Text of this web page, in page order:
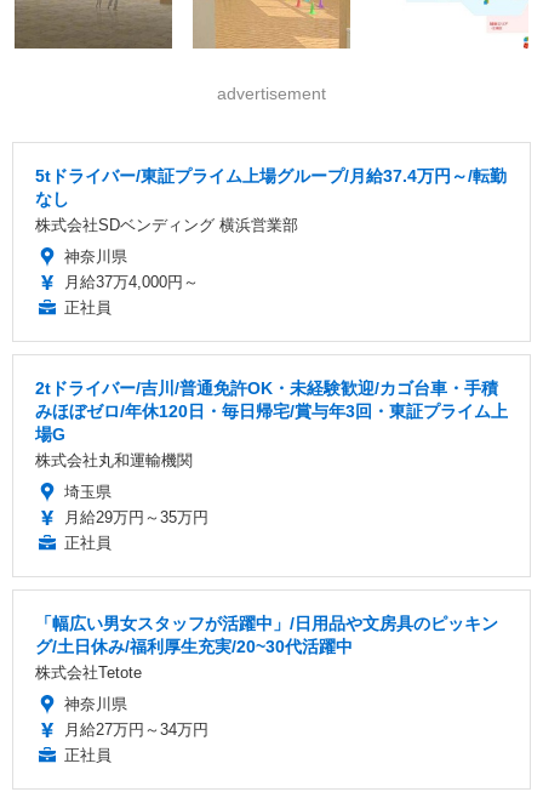
advertisement
5tドライバー/東証プライム上場グループ/月給37.4万円～/転勤
なし
株式会社SDベンディング 横浜営業部
神奈川県
月給37万4,000円～
正社員
2tドライバー/吉川/普通免許OK・未経験歓迎/カゴ台車・手積
みほぼゼロ/年休120日・毎日帰宅/賞与年3回・東証プライム上
場G
株式会社丸和運輸機関
埼玉県
月給29万円～35万円
正社員
「幅広い男女スタッフが活躍中」/日用品や文房具のピッキン
グ/土日休み/福利厚生充実/20~30代活躍中
株式会社Tetote
神奈川県
月給27万円～34万円
正社員